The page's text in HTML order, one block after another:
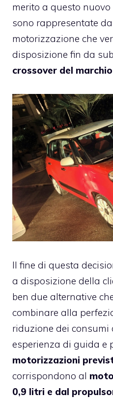
merito a questo nuovo
sono rappresentate
motorizzazione che
disposizione fin da
crossover del
Il fine di questa
a disposizione della
ben due alternative
combinare alla
riduzione dei consumi
esperienza di guida e
motorizzazioni
corrispondono al
0,9 litri e dal